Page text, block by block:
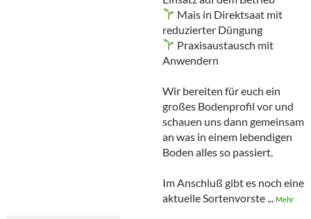
Mais in Direktsaat mit
reduzierter Düngung
Praxisaustausch mit
Anwendern
Wir bereiten für euch ein
großes Bodenprofil vor und
schauen uns dann gemeinsam
an was in einem lebendigen
Boden alles so passiert.
Im Anschluß gibt es noch eine
aktuelle Sortenvorste
Mehr